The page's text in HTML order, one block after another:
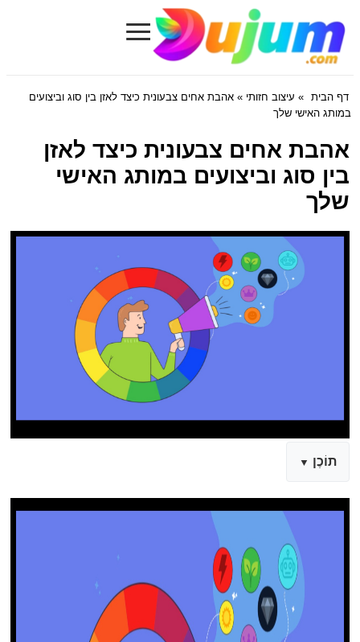
Dujum.com
≡
דף הבית » עיצוב חזותי » אהבת אחים צבעונית כיצד לאזן בין סוג וביצועים
במותג האישי שלך
אהבת אחים צבעונית כיצד לאזן
בין סוג וביצועים במותג האישי
שלך
תוֹכֶן